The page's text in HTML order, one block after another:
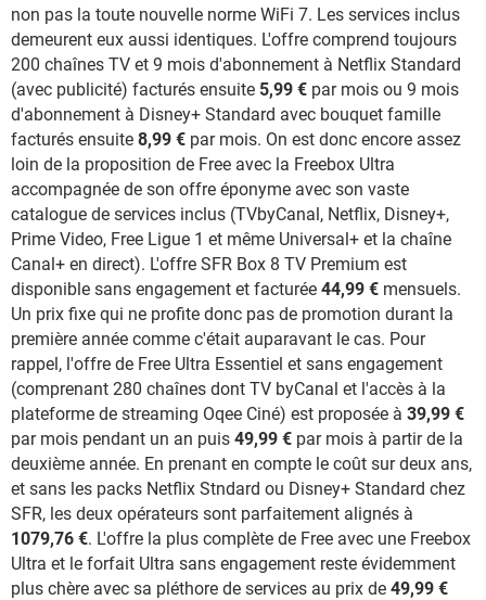
non pas la toute nouvelle norme WiFi 7. Les services inclus
demeurent eux aussi identiques. L'offre comprend toujours
200 chaînes TV et 9 mois d'abonnement à Netflix Standard
(avec publicité) facturés ensuite 5,99 € par mois ou 9 mois
d'abonnement à Disney+ Standard avec bouquet famille
facturés ensuite 8,99 € par mois. On est donc encore assez
loin de la proposition de Free avec la Freebox Ultra
accompagnée de son offre éponyme avec son vaste
catalogue de services inclus (TVbyCanal, Netflix, Disney+,
Prime Video, Free Ligue 1 et même Universal+ et la chaîne
Canal+ en direct). L'offre SFR Box 8 TV Premium est
disponible sans engagement et facturée 44,99 € mensuels.
Un prix fixe qui ne profite donc pas de promotion durant la
première année comme c'était auparavant le cas. Pour
rappel, l'offre de Free Ultra Essentiel et sans engagement
(comprenant 280 chaînes dont TV byCanal et l'accès à la
plateforme de streaming Oqee Ciné) est proposée à 39,99 €
par mois pendant un an puis 49,99 € par mois à partir de la
deuxième année. En prenant en compte le coût sur deux ans,
et sans les packs Netflix Stndard ou Disney+ Standard chez
SFR, les deux opérateurs sont parfaitement alignés à
1079,76 €. L'offre la plus complète de Free avec une Freebox
Ultra et le forfait Ultra sans engagement reste évidemment
plus chère avec sa pléthore de services au prix de 49,99 €